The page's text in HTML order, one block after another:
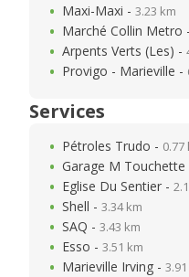
Maxi-Maxi - 3.23 km
Marché Collin Metro -
Arpents Verts (Les) -
Provigo - Marieville -
Services
Pétroles Trudo - 0.77
Garage M Touchette
Eglise Du Sentier -
Shell - 3.34 km
SAQ - 3.43 km
Esso - 3.51 km
Marieville Irving -